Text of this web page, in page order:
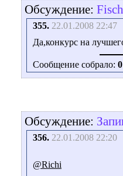
Обсуждение:
355. 22.01.2008 22:47
Да,конкурс на
Сообщение собрало: 0
Обсуждение:
356. 22.01.2008 22:20
@Richi